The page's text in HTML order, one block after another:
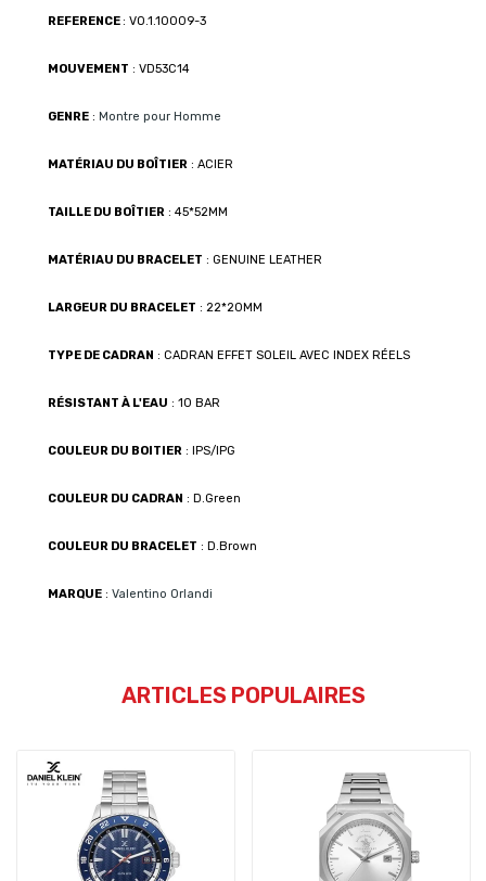
REFERENCE : VO.1.10009-3
MOUVEMENT : VD53C14
GENRE : Montre pour Homme
MATÉRIAU DU BOÎTIER : ACIER
TAILLE DU BOÎTIER : 45*52MM
MATÉRIAU DU BRACELET : GENUINE LEATHER
LARGEUR DU BRACELET : 22*20MM
TYPE DE CADRAN : CADRAN EFFET SOLEIL AVEC INDEX RÉELS
RÉSISTANT À L'EAU : 10 BAR
COULEUR DU BOITIER : IPS/IPG
COULEUR DU CADRAN : D.Green
COULEUR DU BRACELET : D.Brown
MARQUE : Valentino Orlandi
ARTICLES POPULAIRES